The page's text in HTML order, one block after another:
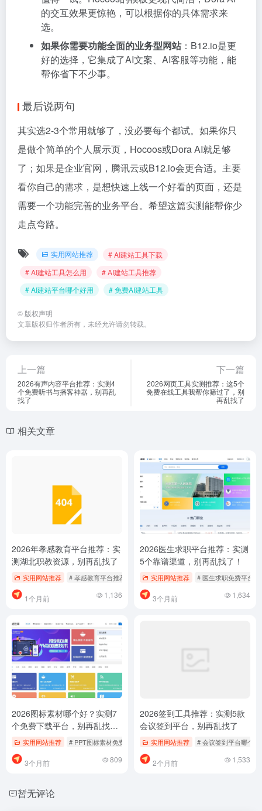
的交互效果更惊艳，可以根据你的具体需求来
选。
如果你需要功能全面的业务型网站：B12.io是更
好的选择，它集成了AI文案、AI客服等功能，能
帮你省下不少事。
最后说两句
其实选2-3个常用就够了，没必要每个都试。如果你只
是做个简单的个人展示页，Hocoos或Dora AI就足够
了；如果是企业官网，腾讯云或B12.io会更合适。主要
看你自己的需求，是想快速上线一个好看的页面，还是
需要一个功能完善的业务平台。希望这篇实测能帮你少
走点弯路。
实用网站推荐
# AI建站工具下载
# AI建站工具怎么用
# AI建站工具推荐
# AI建站平台哪个好用
# 免费AI建站工具
© 版权声明
文章版权归作者所有，未经允许请勿转载。
上一篇
2026有声内容平台推荐：实测4
个免费听书与播客神器，别再乱
找了
下一篇
2026网页工具实测推荐：这5个
免费在线工具我帮你筛过了，别
再乱找了
相关文章
2026年孝感教育平台推荐：实
测湖北职教资源，别再乱找了
实用网站推荐 # 孝感教育平台推荐 # 孝感文化传承平台 # 教育平台哪个好用
1个月前 1,136
2026医生求职平台推荐：实测
5个靠谱渠道，别再乱找了！
实用网站推荐 # 医生求职免费平台
3个月前 1,634
2026图标素材哪个好？实测7
个免费下载平台，别再乱找
了！实用网站推荐 # PPT图标素材免费下载 # UI设计图标素材 # 免费图标素材平台
3个月前 809
2026签到工具推荐：实测5款
会议签到平台，别再乱找了
实用网站推荐 # 会议签到平台哪个好
2个月前 1,533
暂无评论